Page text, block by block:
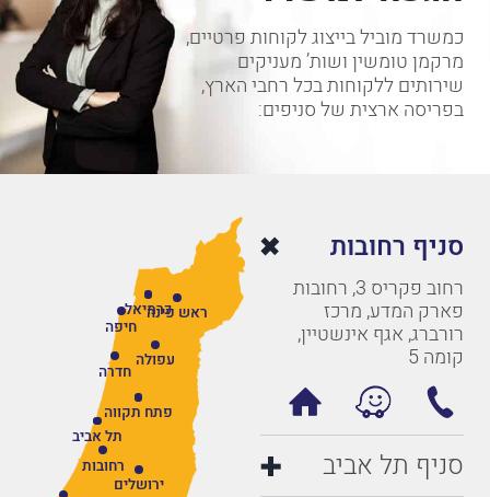
כמשרד מוביל בייצוג לקוחות פרטיים,
מרקמן טומשין ושות’ מעניקים
שירותים ללקוחות בכל רחבי הארץ,
בפריסה ארצית של סניפים:
סניף רחובות
רחוב פקריס 3, רחובות
פארק המדע, מרכז
רורברג, אגף אינשטיין,
קומה 5
סניף תל אביב
רחובות
תל אביב
חיפה
ירושלים
פתח תקווה
חדרה
עפולה
ראש פינהכרמיאל